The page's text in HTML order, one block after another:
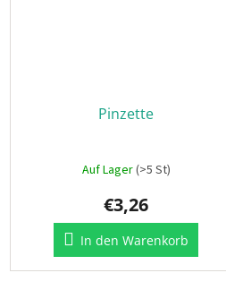
Pinzette
Auf Lager(>5 St)
€3,26
In den Warenkorb